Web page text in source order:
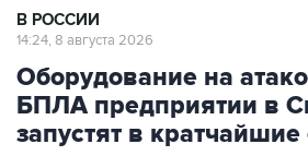
В РОССИИ
14:24, 8 августа 2026
Оборудование на
БПЛА предприятии в
запустят в кратчайшие